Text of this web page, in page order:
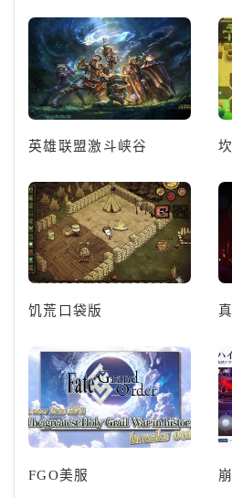
英雄联盟激斗峡谷
饥荒口袋版
FGO美服